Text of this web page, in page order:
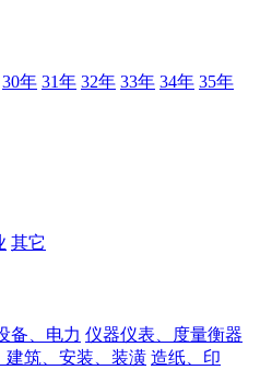
30年 31年 32年 33年 34年 35年
其它
备、电力 仪器仪表、度量衡器
建筑、安装、装潢 造纸、印